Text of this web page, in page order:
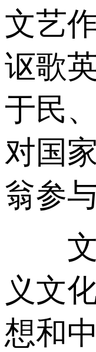
文艺
讴歌
于民
对国
翁参
文
义文
想和